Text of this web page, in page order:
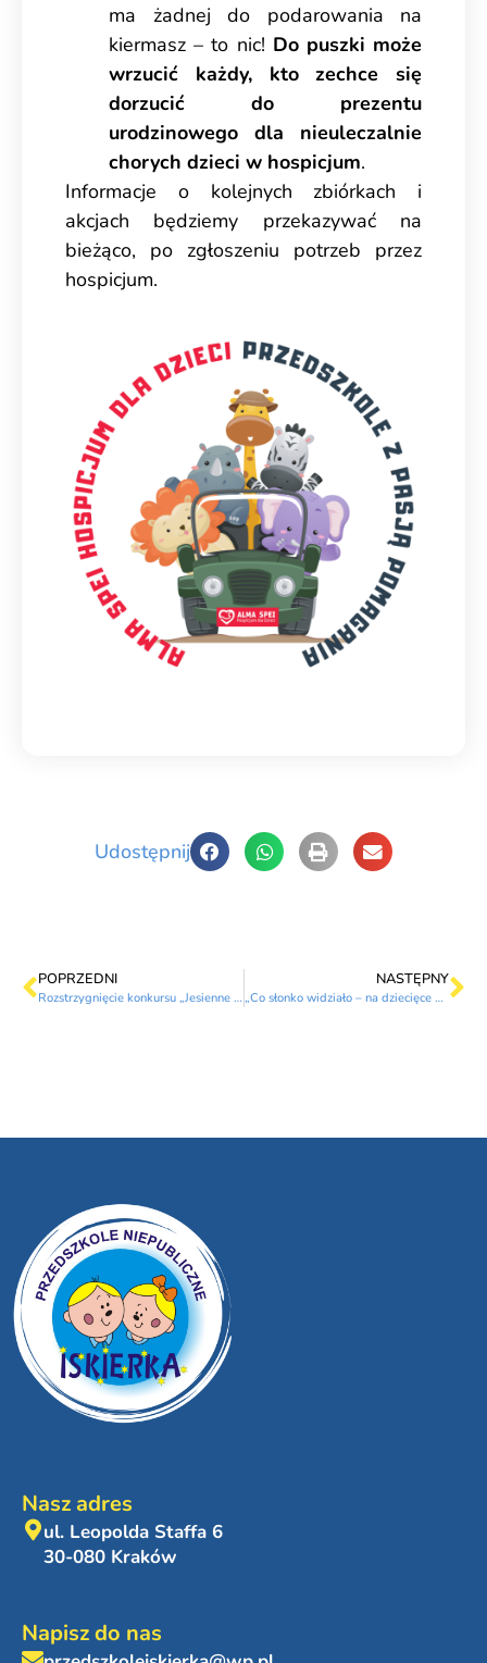
ma żadnej do podarowania na
kiermasz – to nic! Do puszki może
wrzucić każdy, kto zechce się
dorzucić do prezentu
urodzinowego dla nieuleczalnie
chorych dzieci w hospicjum.
Informacje o kolejnych zbiórkach i
akcjach będziemy przekazywać na
bieżąco, po zgłoszeniu potrzeb przez
hospicjum.
Udostępnij
POPRZEDNI
Rozstrzygnięcie konkursu „Jesienne cudeńka”
NASTĘPNY
„Co słonko widziało – na dziecięce kłopoty Brzechwa”
Nasz adres
ul. Leopolda Staffa 6
30-080 Kraków
Napisz do nas